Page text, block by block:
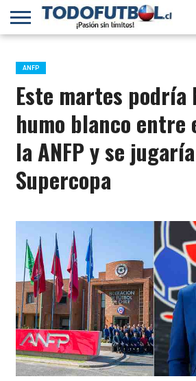
PRIMERA
B
SELECCIÓN
CHILENA
CHILENOS
EN EL
MUNDO
FÚTBOL
INTERNACIONAL
ANFP
Este martes podría
humo blanco entre
la ANFP y se
Supercopa